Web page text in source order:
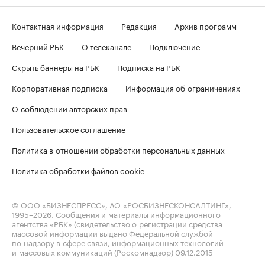
Контактная информация Редакция
Архив программ
Вечерний РБК
О телеканале
Подключение
Скрыть баннеры на РБК
Подписка на РБК
Корпоративная подписка
Информация об ограничениях
О соблюдении авторских прав
Пользовательское соглашение
Политика в отношении обработки персональных данных
Политика обработки файлов cookie
© ООО «БИЗНЕСПРЕСС», АО «РОСБИЗНЕСКОНСАЛТИНГ»,
1995–2026 . Сообщения и материалы информационного
агентства «РБК» (свидетельство о регистрации средства
массовой информации выдано Федеральной службой
по надзору в сфере связи, информационных технологий
и массовых коммуникаций (Роскомнадзор) 09.12.2015